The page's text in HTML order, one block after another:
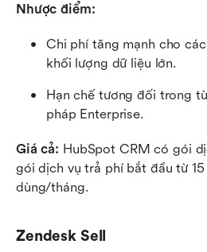
Nhược điểm:
Chi phí tăng mạnh cho
khối lượng dữ liệu lớn.
Hạn chế tương đối trong
pháp Enterprise.
Giá cả: HubSpot CRM có gói
gói dịch vụ trả phí bắt đầu từ 15
dùng/tháng.
Zendesk Sell